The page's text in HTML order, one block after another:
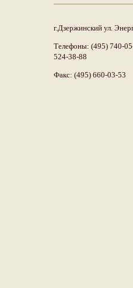
г.Дзержинский ул.
Телефоны: (495) 740-
524-38-88
Факс: (495) 660-03-53